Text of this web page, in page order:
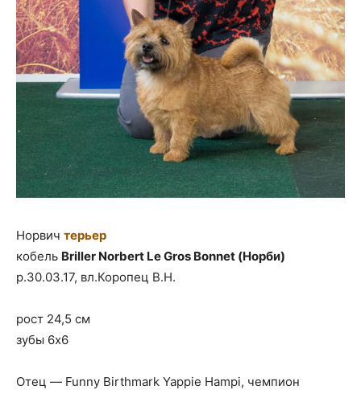
Норвич терьер
кобель Briller Norbert Le Gros Bonnet (Норби)
р.30.03.17, вл.Коропец В.Н.
рост 24,5 см
зубы 6х6
Отец — Funny Birthmark Yappie Hampi, чемпион